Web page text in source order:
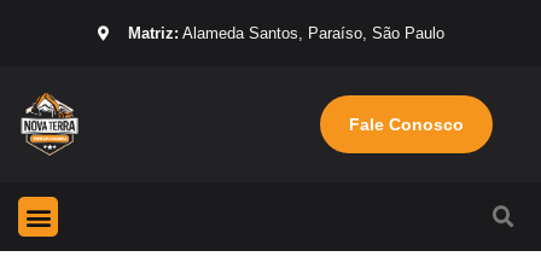
Matriz: Alameda Santos, Paraíso, São Paulo
Fale Conosco